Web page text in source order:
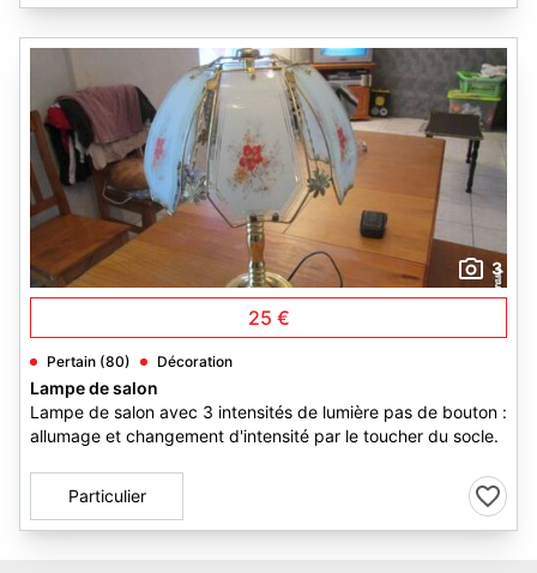
3
25 €
Pertain (80) Décoration
Lampe de salon
Lampe de salon avec 3 intensités de lumière pas de bouton :
allumage et changement d'intensité par le toucher du socle.
Particulier